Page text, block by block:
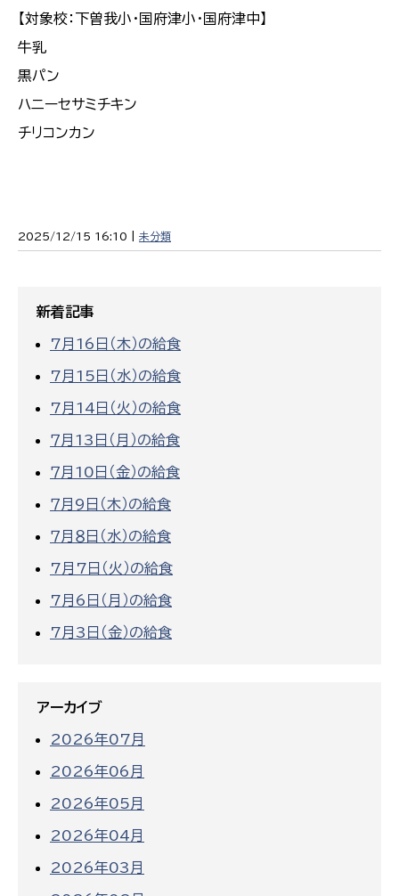
【対象校：下曽我小・国府津小・国府津中】
牛乳
黒パン
ハニーセサミチキン
チリコンカン
2025/12/15 16:10 | 未分類
新着記事
7月16日（木）の給食
7月15日（水）の給食
7月14日（火）の給食
７月13日（月）の給食
７月10日（金）の給食
７月9日（木）の給食
７月８日（水）の給食
7月7日（火）の給食
7月6日（月）の給食
7月3日（金）の給食
アーカイブ
2026年07月
2026年06月
2026年05月
2026年04月
2026年03月